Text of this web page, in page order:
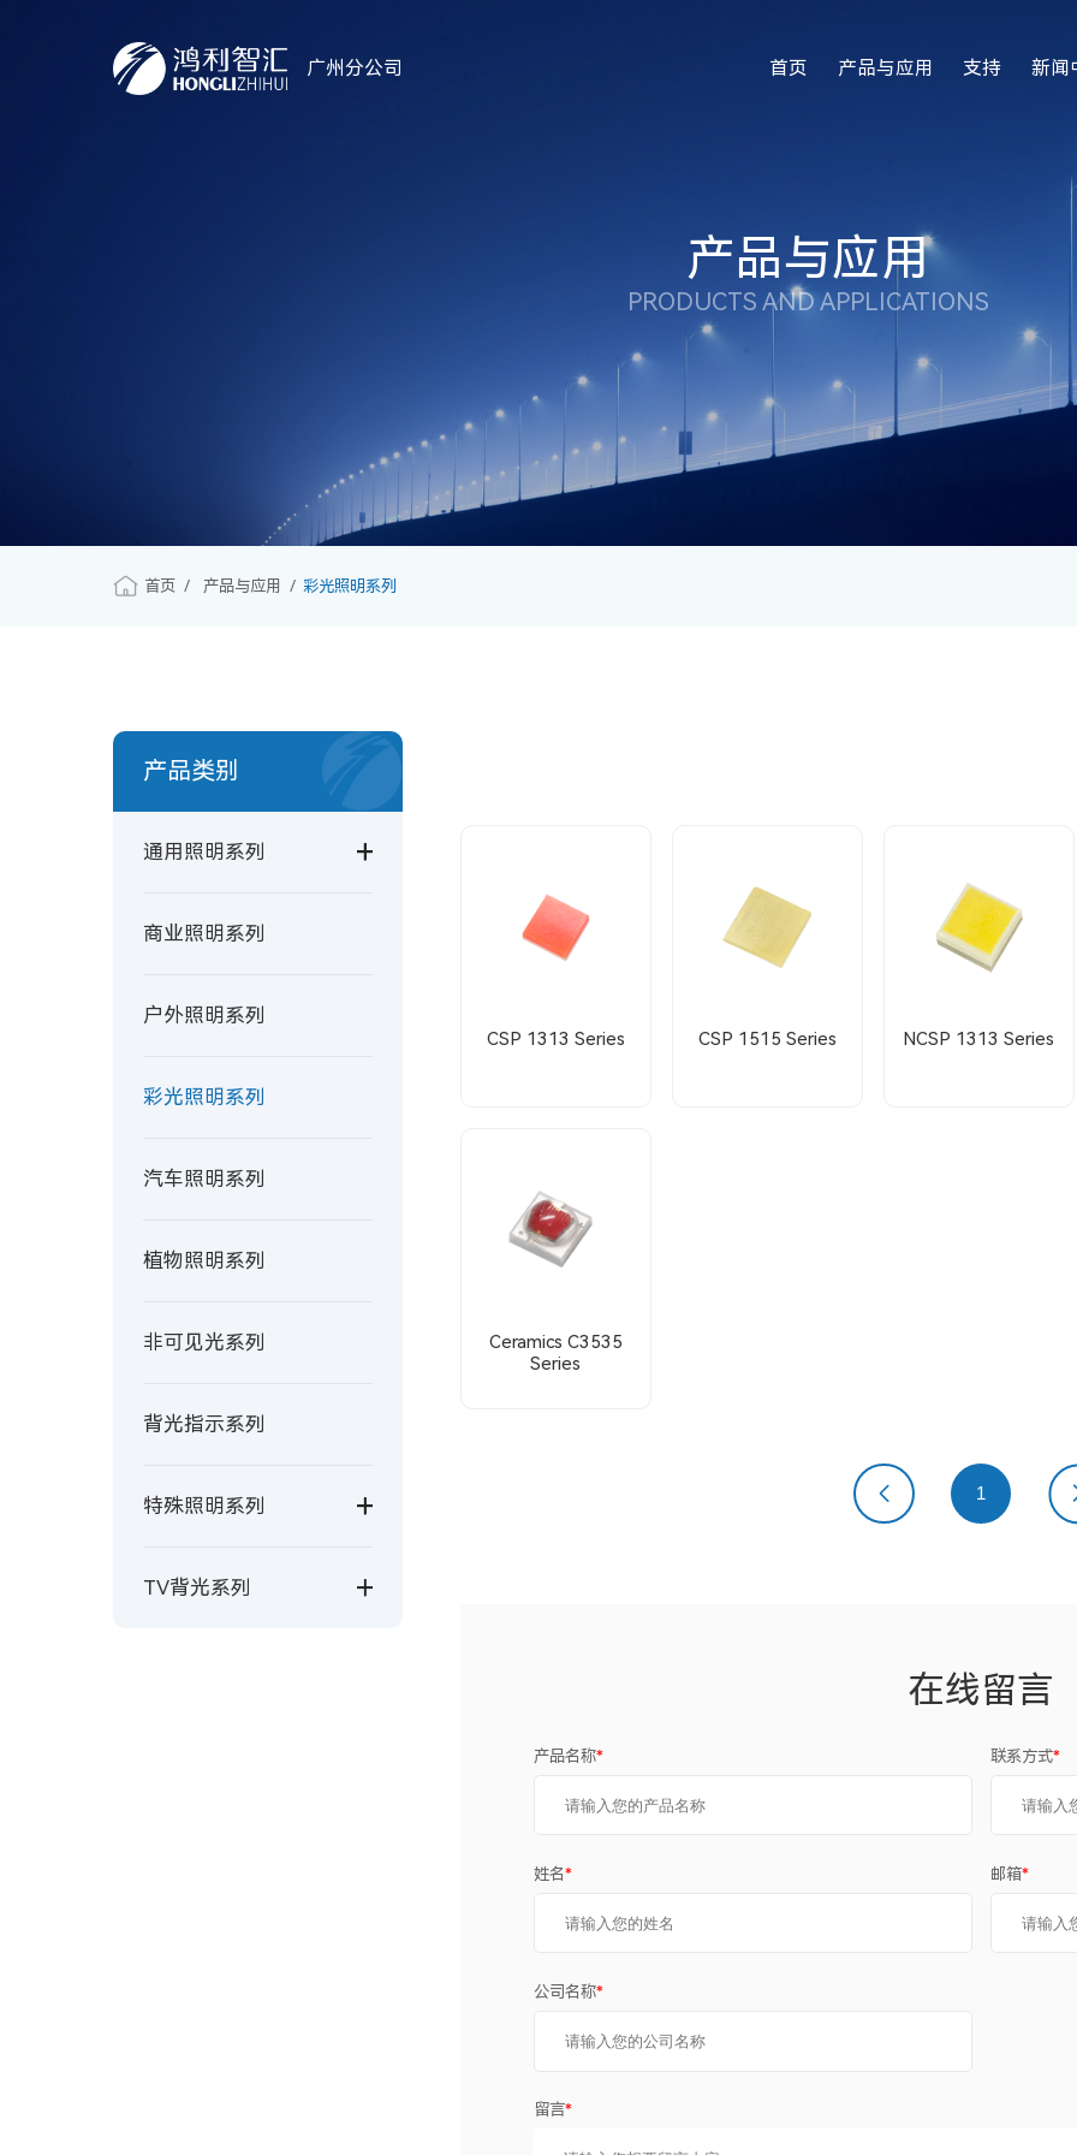
广州分公司 首页 产品与应用 支持 新闻
产品与应用
PRODUCTS AND APPLICATIONS
首页 产品与应用 彩光照明系列
产品类别
通用照明系列
商业照明系列
户外照明系列
彩光照明系列
汽车照明系列
植物照明系列
非可见光系列
背光指示系列
特殊照明系列
TV背光系列
CSP 1313 Series CSP 1515 Series NCSP 1313 Series
Ceramics C3535
Series
上一页 1 下
在线留言
产品名称* 联系方式*
姓名* 邮箱*
公司名称*
留言*